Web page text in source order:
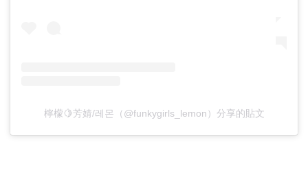
檸檬🍋芳婧/레몬（@funkygirls_lemon）分享的貼文